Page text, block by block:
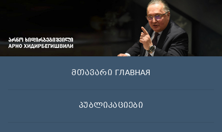
მთავარი ГЛАВНАЯ
პუბლიკაციები